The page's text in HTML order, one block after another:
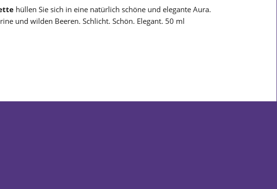
hüllen Sie sich in eine natürlich schöne und elegante Aura.
und wilden Beeren. Schlicht. Schön. Elegant. 50 ml